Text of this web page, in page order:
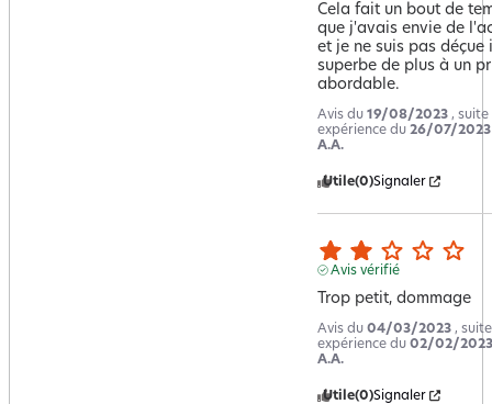
Cela fait un bout de
que j'avais envie de
et je ne suis pas déçue
superbe de plus à un
abordable.
Avis du 19/08/2023 , suite
expérience du 26/07/2023
A.A.
Utile(0)Signaler
Avis vérifié
Trop petit, dommage
Avis du 04/03/2023 ,
expérience du 02/02/2023
A.A.
Utile(0)Signaler